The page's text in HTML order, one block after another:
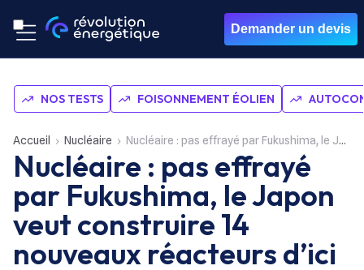
Demander un devis
NOS TESTS FOISONNEMENT ÉOLIEN
Accueil Nucléaire Nucléaire : pas effrayé par Fukushima, le Japon veut construire 14 nouveaux réacteurs d’ici 2050
Nucléaire : pas effrayé
par Fukushima, le Japon
veut construire 14
nouveaux réacteurs d’ici